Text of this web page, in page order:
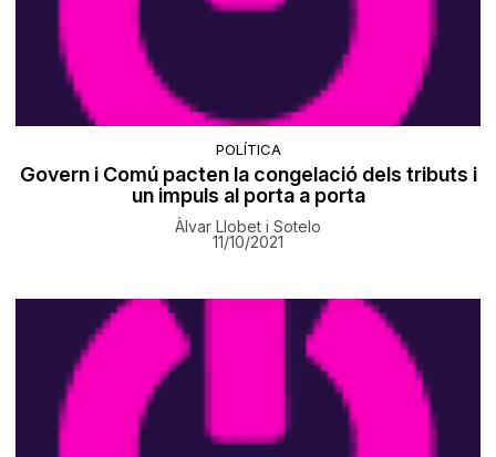
POLÍTICA
Govern i Comú pacten la congelació dels tributs i
un impuls al porta a porta
Àlvar Llobet i Sotelo
11/10/2021